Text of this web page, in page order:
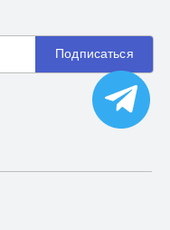
Подписаться